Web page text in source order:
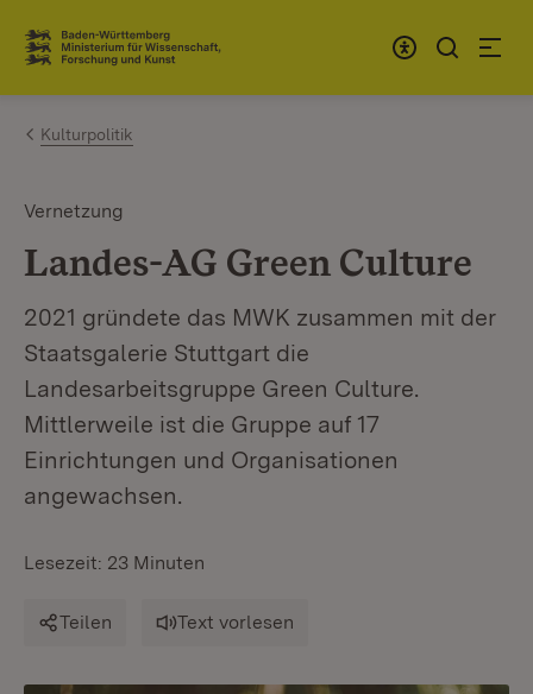
Zum Inhalt springen
Link zur Startseite
Kulturpolitik
Vernetzung
Landes-AG Green Culture
2021 gründete das MWK zusammen mit der
Staatsgalerie Stuttgart die
Landesarbeitsgruppe Green Culture.
Mittlerweile ist die Gruppe auf 17
Einrichtungen und Organisationen
angewachsen.
Lesezeit: 23 Minuten
Teilen Text vorlesen